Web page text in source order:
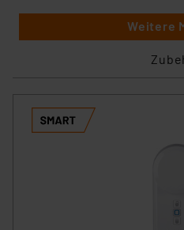
Weitere